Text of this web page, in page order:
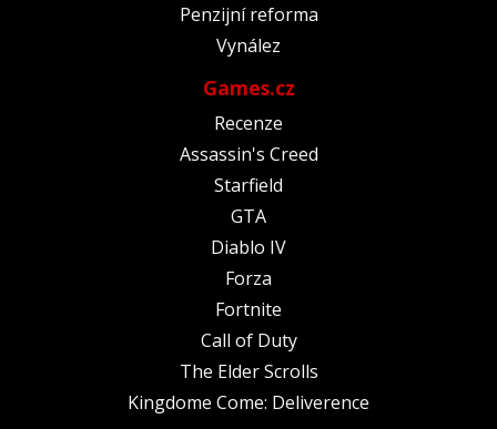
Penzijní reforma
Vynález
Games.cz
Recenze
Assassin's Creed
Starfield
GTA
Diablo IV
Forza
Fortnite
Call of Duty
The Elder Scrolls
Kingdome Come: Deliverence